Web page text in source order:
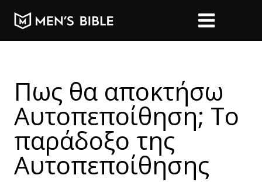
Πως θα αποκτήσω
Αυτοπεποίθηση; Το
παράδοξο της
Αυτοπεποίθησης